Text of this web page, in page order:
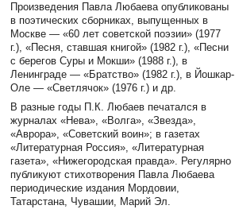
Произведения Павла Любаева опубликованы
в поэтических сборниках, выпущенных в
Москве — «60 лет советской поэзии» (1977
г.), «Песня, ставшая книгой» (1982 г.), «Песни
с берегов Суры и Мокши» (1988 г.), в
Ленинграде — «Братство» (1982 г.), в Йошкар-
Оле — «Светлячок» (1976 г.) и др.
В разные годы П.К. Любаев печатался в
журналах «Нева», «Волга», «Звезда»,
«Аврора», «Советский воин»; в газетах
«Литературная Россия», «Литературная
газета», «Нижегородская правда». Регулярно
публикуют стихотворения Павла Любаева
периодические издания Мордовии,
Татарстана, Чувашии, Марий Эл.